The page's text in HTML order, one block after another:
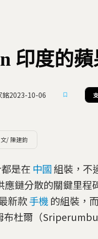
印度的
銘2023-10-06
文/ 陳建鈞
是在 中國組裝，不
應鏈分散的關鍵里程
新款手機 的組裝，
布杜爾（